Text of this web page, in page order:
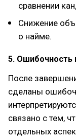
сравнении
Снижение
о найме.
5. Ошибочность
После
сделаны
связано с тем,
отдельных